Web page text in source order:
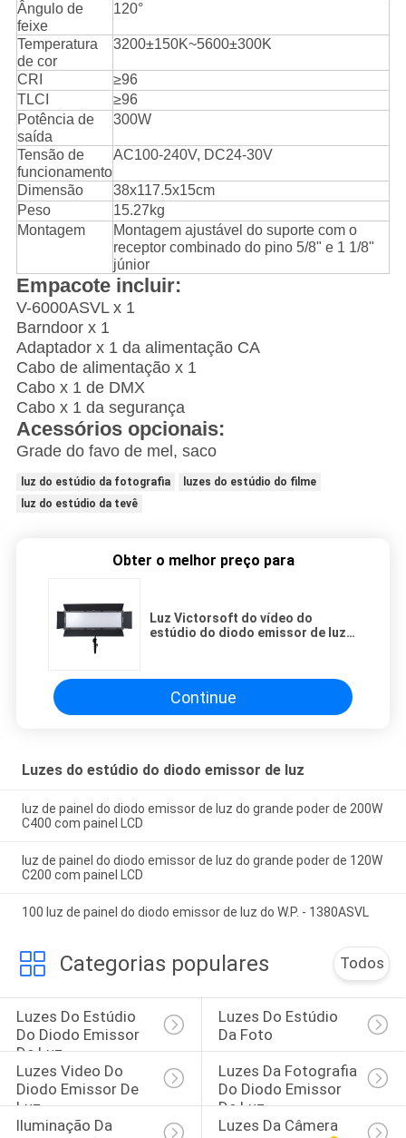
Ângulo de
feixe
120°
Temperatura
de cor
3200±150K~5600±300K
CRI
≥96
TLCI
≥96
Potência de
saída
300W
Tensão de
funcionamento
AC100-240V, DC24-30V
Dimensão
38x117.5x15cm
Peso
15.27kg
Montagem
Montagem ajustável do suporte com o
receptor combinado do pino 5/8" e 1 1/8"
júnior
Empacote incluir:
V-6000ASVL x 1
Barndoor x 1
Adaptador x 1 da alimentação CA
Cabo de alimentação x 1
Cabo x 1 de DMX
Cabo x 1 da segurança
Acessórios opcionais:
Grade do favo de mel, saco
luz do estúdio da fotografia
luzes do estúdio do filme
luz do estúdio da tevê
Obter o melhor preço para
Luz Victorsoft do vídeo do
estúdio do diodo emissor de luz
Continue
Luzes do estúdio do diodo emissor de luz
luz de painel do diodo emissor de luz do grande poder de 200W
C400 com painel LCD
luz de painel do diodo emissor de luz do grande poder de 120W
C200 com painel LCD
100 luz de painel do diodo emissor de luz do W.P. - 1380ASVL
Categorias populares Todos
Luzes Do Estúdio
Do Diodo Emissor
De Luz
Luzes Do Estúdio
Da Foto
Luzes Video Do
Diodo Emissor De
Luz
Luzes Da Fotografia
Do Diodo Emissor
De Luz
Iluminação Da
Luzes Da Câmera